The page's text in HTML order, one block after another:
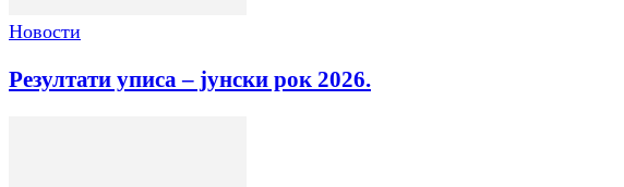
Новости
Резултати уписа – јунски рок 2026.